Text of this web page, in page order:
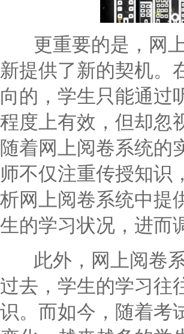
更重要的是，网上
新提供了新的契机。
向的，学生只能通过
程度上有效，但却忽
随着网上阅卷系统的
师不仅注重传授知识
析网上阅卷系统中提
生的学习状况，进而
此外，网上阅卷系
过去，学生的学习往
识。而如今，随着考